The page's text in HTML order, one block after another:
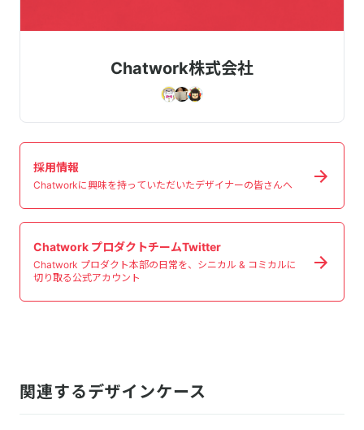
Chatwork株式会社
採用情報
Chatworkに興味を持っていただいたデザイナーの皆さんへ
Chatwork プロダクトチームTwitter
Chatwork プロダクト本部の日常を、シニカル & コミカルに
切り取る公式アカウント
関連するデザインケース